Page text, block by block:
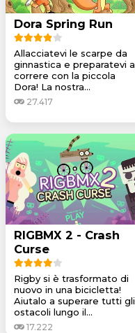
Dora Spring Run
Allacciatevi le scarpe da
ginnastica e preparatevi a
correre con la piccola
Dora! La nostra...
27.417
RIGBMX 2 - Crash
Curse
Rigby si è trasformato di
nuovo in una bicicletta!
Aiutalo a superare tutti gli
ostacoli lungo il...
17.222